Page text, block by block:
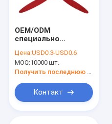
OEM/ODM
специально
промышленный
Алюминий три
лезвия вентилятора
вентилятора
Цена:USD0.3-USD0.6
MOQ:10000 шт.
Контакт